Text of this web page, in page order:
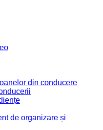
din conducere
de organizare și